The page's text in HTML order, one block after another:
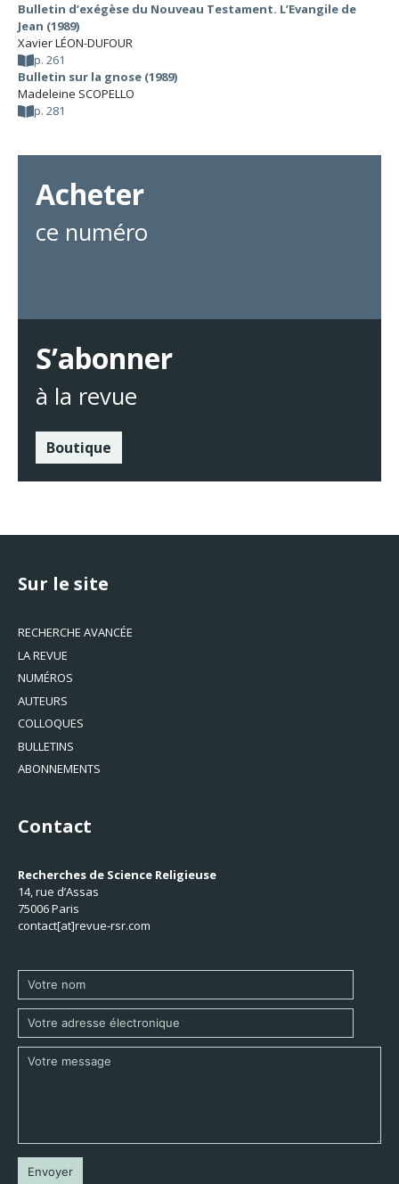
Bulletin d’exégèse du Nouveau Testament. L’Evangile de
Jean (1989)
Xavier LÉON-DUFOUR
p. 261
Bulletin sur la gnose (1989)
Madeleine SCOPELLO
p. 281
Acheter
ce numéro
S’abonner
à la revue
Boutique
Sur le site
RECHERCHE AVANCÉE
LA REVUE
NUMÉROS
AUTEURS
COLLOQUES
BULLETINS
ABONNEMENTS
Contact
Recherches de Science Religieuse
14, rue d’Assas
75006 Paris
contact[at]revue-rsr.com